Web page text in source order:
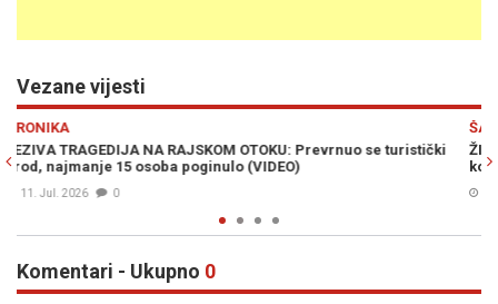
Vezane vijesti
ŽIVOT IZ SNOVA ZA 350 EURA: Britanka otkrila "raj" u kojem
košta 1 euro, a luksuzni stanovi su jeftiniji od sobica u
09. Maj 2026
Komentari - Ukupno 0